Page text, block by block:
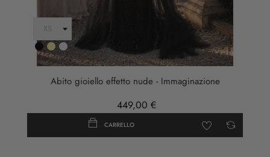
NeroOroARGENTO
Abito gioiello effetto nude - Immaginazione
449,00 €
CARRELLO